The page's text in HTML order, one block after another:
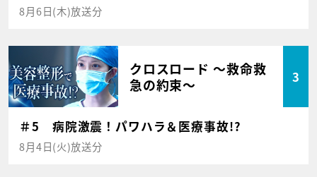
8月6日(木)放送分
クロスロード ～救命救
急の約束～
3
＃5 病院激震！パワハラ＆医療事故!?
8月4日(火)放送分